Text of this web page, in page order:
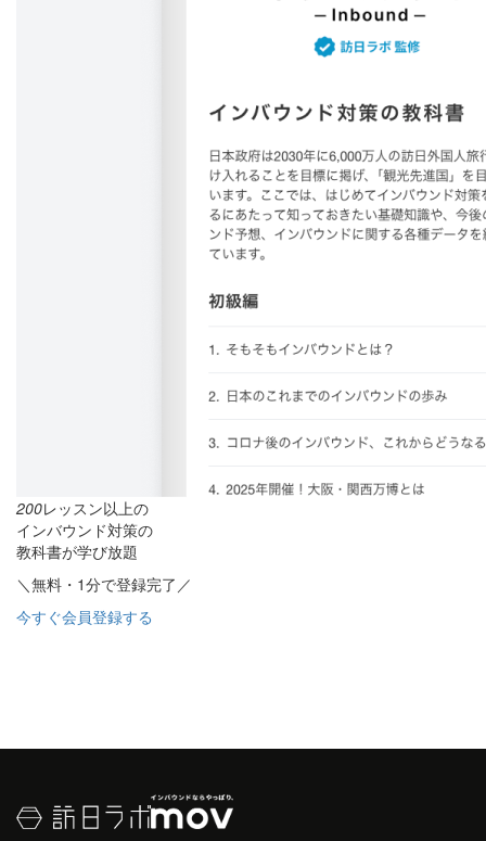
200レッスン以上の
インバウンド対策の
教科書が学び放題
＼無料・1分で登録完了／
今すぐ会員登録する